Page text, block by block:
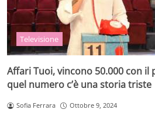
Televisione
Affari Tuoi, vincono 50.000 con il
quel numero c’è una storia triste
Sofia Ferrara Ottobre 9, 2024